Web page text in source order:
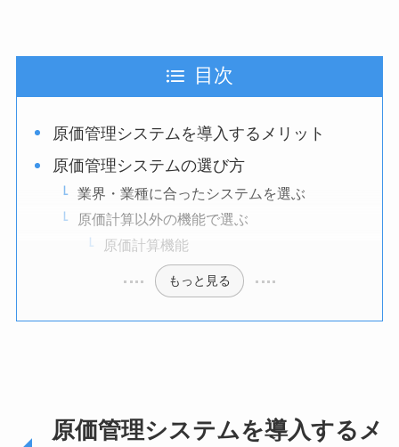
目次
原価管理システムを導入するメリット
原価管理システムの選び方
業界・業種に合ったシステムを選ぶ
原価計算以外の機能で選ぶ
原価計算機能
もっと見る
原価管理システムを導入するメ